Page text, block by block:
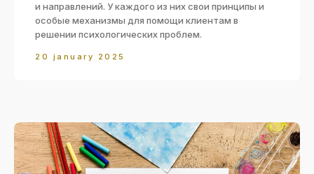
и направлений. У каждого из них свои принципы и
особые механизмы для помощи клиентам в
решении психологических проблем.
20 january 2025